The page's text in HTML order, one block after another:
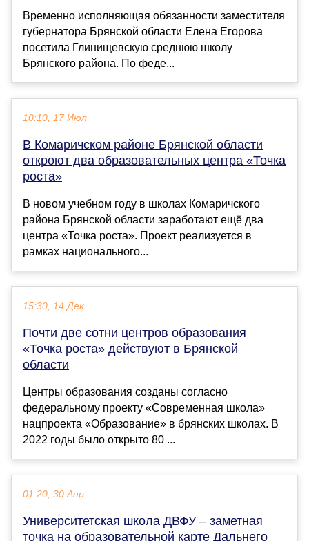
Временно исполняющая обязанности заместителя
губернатора Брянской области Елена Егорова
посетила Глинищевскую среднюю школу
Брянского района. По феде...
10:10, 17 Июл
В Комаричском районе Брянской области
откроют два образовательных центра «Точка
роста»
В новом учебном году в школах Комаричского
района Брянской области заработают ещё два
центра «Точка роста». Проект реализуется в
рамках национального...
15:30, 14 Дек
Почти две сотни центров образования
«Точка роста» действуют в Брянской
области
Центры образования созданы согласно
федеральному проекту «Современная школа»
нацпроекта «Образование» в брянских школах. В
2022 годы было открыто 80 ...
01:20, 30 Апр
Университетская школа ДВФУ – заметная
точка на образовательной карте Дальнего